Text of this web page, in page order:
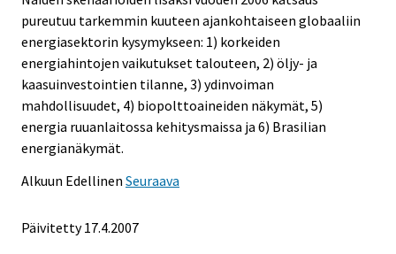
pureutuu tarkemmin kuuteen ajankohtaiseen globaaliin
energiasektorin kysymykseen: 1) korkeiden
energiahintojen vaikutukset talouteen, 2) öljy- ja
kaasuinvestointien tilanne, 3) ydinvoiman
mahdollisuudet, 4) biopolttoaineiden näkymät, 5)
energia ruuanlaitossa kehitysmaissa ja 6) Brasilian
energianäkymät.
Alkuun Edellinen Seuraava
Päivitetty17.4.2007